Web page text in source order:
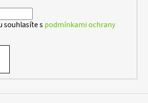
souhlasíte s podmínkami ochrany